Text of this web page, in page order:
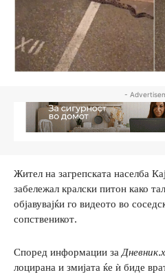
-
Жител на загрепската населба
забележал кралски питон како
објавувајќи го видеото во
сопственикот.
Според информации за
лоцирана и змијата ќе ѝ биде